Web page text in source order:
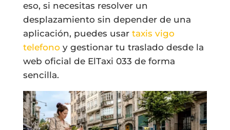
eso, si necesitas resolver un
desplazamiento sin depender de una
aplicación, puedes usar taxis vigo
telefono y gestionar tu traslado desde la
web oficial de ElTaxi 033 de forma
sencilla.